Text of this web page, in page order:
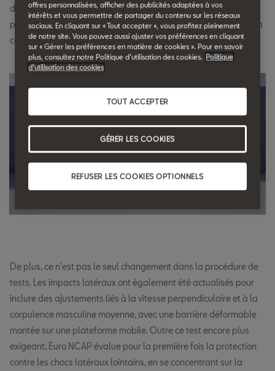
décalée introduit en 1997. Il permet à l'organisation d'évaluer la
protection des occupants à l'intérieur de la voiture, mais aussi la
contribution des structures frontales des voitures.
De plus, ce n'est pas le seul changement dans la procédure de
tests. Les impacts latéraux ont également été actualisés pour
inclure des ajustements liés à la vitesse perpendiculaire et à la
corpulence masculine moyenne, avec une barrière déformable
montée sur une plateforme mobile. Outre ce test encore plus
exigeant, Euro NCAP évalue pour la première fois la protection
contre les chocs latéraux lointains, en se concentrant sur la
offres personnalisées, afficher des publicités adaptées à vos
intérêts et vous permettre de partager du contenu sur les réseaux
sociaux. En cliquant sur « Tout accepter », vous profitez pleinement
de notre site. Vous pouvez aussi ajuster vos préférences en cliquant
sur « Gérer les préférences en matière de cookies ». Pour en savoir
plus, consultez notre Politique d’utilisation des cookies.
Politique
d’utilisation des cookies
REFUSER LES COOKIES OPTIONNELS
TOUT ACCEPTER
GÉRER LES COOKIES